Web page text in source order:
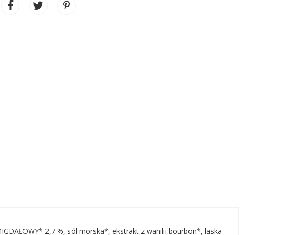
2,7 %, sól morska*, ekstrakt z wanilii bourbon*, laska